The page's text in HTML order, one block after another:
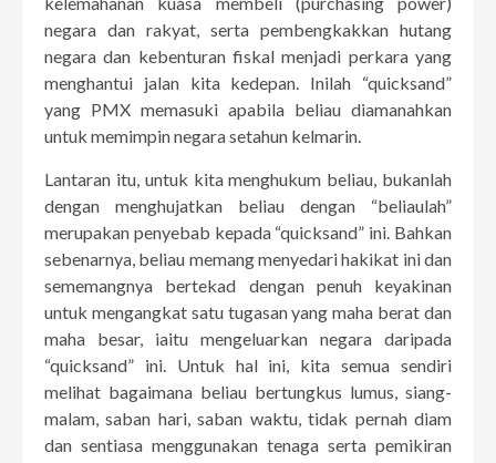
negara dan rakyat, serta pembengkakkan hutang
negara dan kebenturan fiskal menjadi perkara yang
menghantui jalan kita kedepan. Inilah “quicksand”
yang PMX memasuki apabila beliau diamanahkan
untuk memimpin negara setahun kelmarin.
Lantaran itu, untuk kita menghukum beliau, bukanlah
dengan menghujatkan beliau dengan “beliaulah”
merupakan penyebab kepada “quicksand” ini. Bahkan
sebenarnya, beliau memang menyedari hakikat ini dan
sememangnya bertekad dengan penuh keyakinan
untuk mengangkat satu tugasan yang maha berat dan
maha besar, iaitu mengeluarkan negara daripada
“quicksand” ini. Untuk hal ini, kita semua sendiri
melihat bagaimana beliau bertungkus lumus, siang-
malam, saban hari, saban waktu, tidak pernah diam
dan sentiasa menggunakan tenaga serta pemikiran